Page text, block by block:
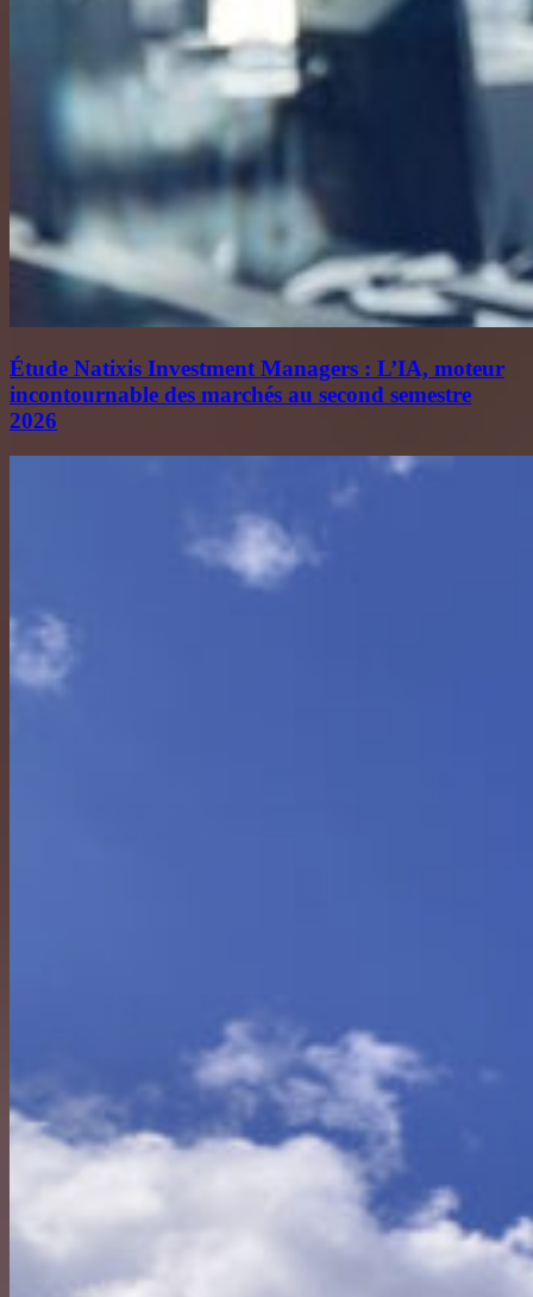
Étude Natixis Investment Managers : L’IA, moteur
incontournable des marchés au second semestre
2026